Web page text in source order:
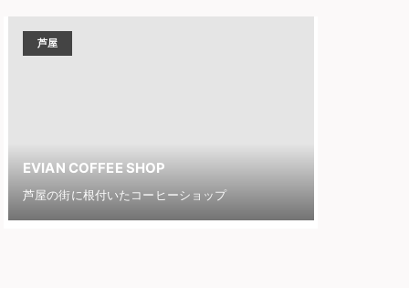
芦屋
EVIAN COFFEE SHOP
芦屋の街に根付いたコーヒーショップ